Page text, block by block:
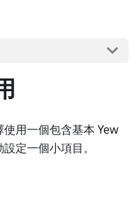
用一個包含基本 Yew
定一個小項目。